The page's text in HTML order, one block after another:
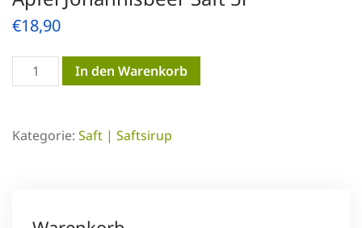
€18,90
Apfel
Johannisbeer
5l
In den Warenkorb
Kategorie: Saft | Saftsirup